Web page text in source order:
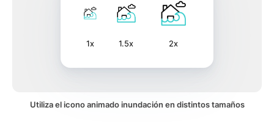
1x 1.5x 2x
Utiliza el icono animado inundación en distintos tamaños